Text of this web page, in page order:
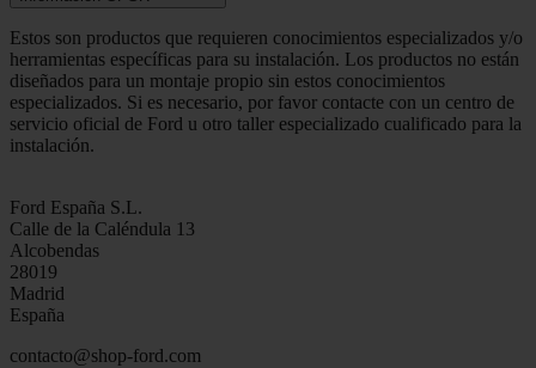
Estos son productos que requieren conocimientos especializados y/o
herramientas específicas para su instalación. Los productos no están
diseñados para un montaje propio sin estos conocimientos
especializados. Si es necesario, por favor contacte con un centro de
servicio oficial de Ford u otro taller especializado cualificado para la
instalación.
Ford España S.L.
Calle de la Caléndula 13
Alcobendas
28019
Madrid
España
contacto@shop-ford.com